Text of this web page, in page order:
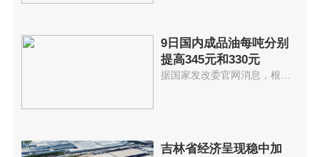
9日国内成品油每吨分别
提高345元和330元
吉林省经济呈现稳中加